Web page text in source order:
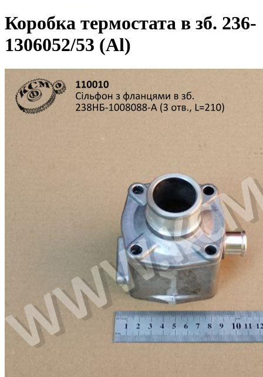
Коробка термостата в зб. 236-
1306052/53 (Al)